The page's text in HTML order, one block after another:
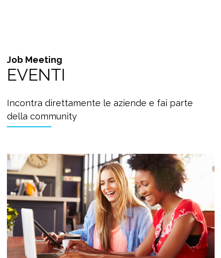
Job Meeting
EVENTI
Incontra direttamente le aziende e fai parte
della community